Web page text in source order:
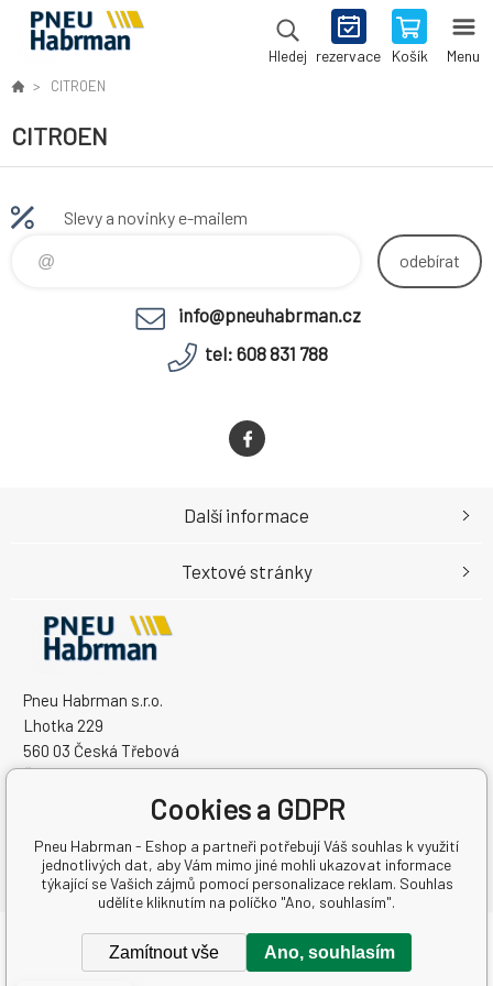
Hledej rezervace Košík Menu
CITROEN
CITROEN
Slevy a novinky e-mailem
odebírat
info@pneuhabrman.cz
tel: 608 831 788
Pneu Habrman s.r.o.
Lhotka 229
560 03 Česká Třebová
Česká Republika
Další informace
Textové stránky
Copyright © 2026 Pneu Habrman s.r.o.
Všechna práva vyhrazena.
Cookies a GDPR
Pneu Habrman - Eshop a partneři potřebují Váš souhlas k využití
jednotlivých dat, aby Vám mimo jiné mohli ukazovat informace
týkající se Vašich zájmů pomocí personalizace reklam. Souhlas
udělíte kliknutím na políčko "Ano, souhlasím".
Zamítnout vše Ano, souhlasím